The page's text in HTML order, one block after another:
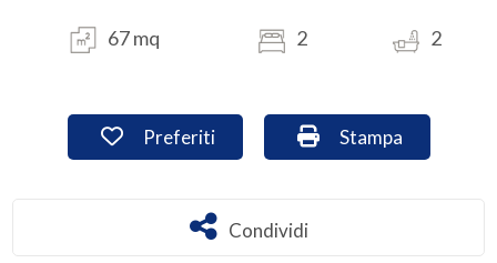
67 mq 2 2
Preferiti: Cod. app400
Preferiti Stampa: Cod.
Stampa
Condividi
Condividi
Commerciali
Industriali